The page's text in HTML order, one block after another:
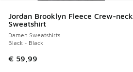
Jordan Brooklyn Fleece Crew-neck
Sweatshirt
Damen Sweatshirts
Black - Black
€ 59,99